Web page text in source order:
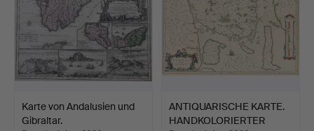
Karte von Andalusien und
Gibraltar.
ANTIQUARISCHE KARTE.
HANDKOLORIERTER